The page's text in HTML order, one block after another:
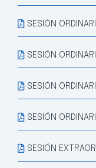
SESIÓN
SESIÓN
SESIÓN
SESIÓN
SESIÓN